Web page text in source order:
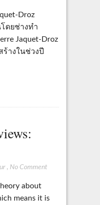
Droz
ดยช่างทำ
Jaquet-Droz
ร้างในช่วงปี
, No Comment
about
means it is